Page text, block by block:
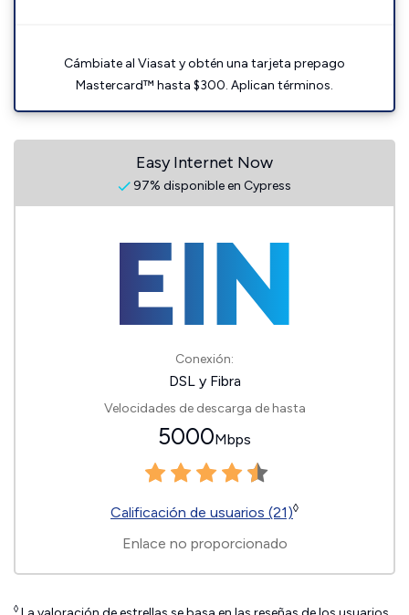
Cámbiate al Viasat y obtén una tarjeta prepago
Mastercard™ hasta $300. Aplican términos.
Easy Internet Now
97% disponible en Cypress
Conexión:
DSL y Fibra
Velocidades de descarga de hasta
5000Mbps
Calificación de usuarios (21)◊
Enlace no proporcionado
◊